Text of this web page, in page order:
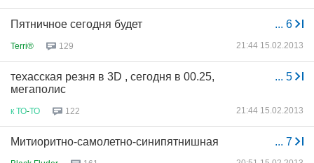
... 6
Пятничное сегодня будет
Terri® 129 21:44 15.02.2013
... 5
техасская резня в 3D , сегодня в 00.25,
мегаполис
к ТО-ТО 122 21:44 15.02.2013
... 7
Митиоритно-самолетно-синипятнишная